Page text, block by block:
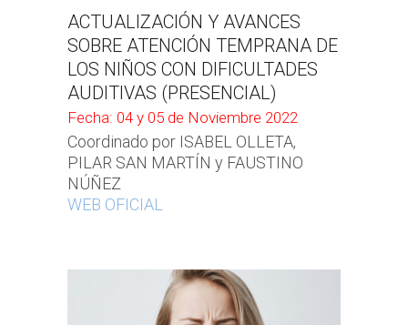
ACTUALIZACIÓN Y AVANCES
SOBRE ATENCIÓN TEMPRANA DE
LOS NIÑOS CON DIFICULTADES
AUDITIVAS (PRESENCIAL)
Fecha: 04 y 05 de Noviembre 2022
Coordinado por ISABEL OLLETA,
PILAR SAN MARTÍN y FAUSTINO
NÚÑEZ
WEB OFICIAL